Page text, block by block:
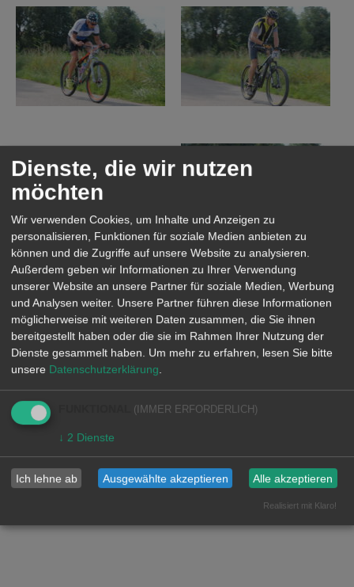
Dienste, die wir nutzen
möchten
Wir verwenden Cookies, um Inhalte und Anzeigen zu
personalisieren, Funktionen für soziale Medien anbieten zu
können und die Zugriffe auf unsere Website zu analysieren.
Außerdem geben wir Informationen zu Ihrer Verwendung
unserer Website an unsere Partner für soziale Medien, Werbung
und Analysen weiter. Unsere Partner führen diese Informationen
möglicherweise mit weiteren Daten zusammen, die Sie ihnen
bereitgestellt haben oder die sie im Rahmen Ihrer Nutzung der
Dienste gesammelt haben. Um mehr zu erfahren, lesen Sie bitte
unsere Datenschutzerklärung.
(IMMER ERFORDERLICH)
↓ 2 Dienste
Ich lehne ab Ausgewählte akzeptieren Alle akzeptieren
Realisiert mit Klaro!